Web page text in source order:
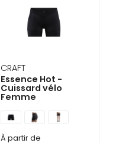
CRAFT
Essence Hot -
Cuissard vélo
Femme
À partir de